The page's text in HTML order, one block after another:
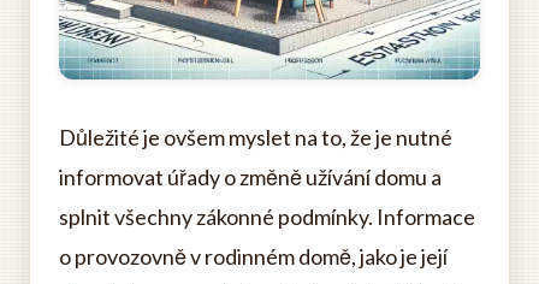
Důležité je ovšem myslet na to, že je nutné
informovat úřady o změně užívání domu a
splnit všechny zákonné podmínky. Informace
o provozovně v rodinném domě, jako je její